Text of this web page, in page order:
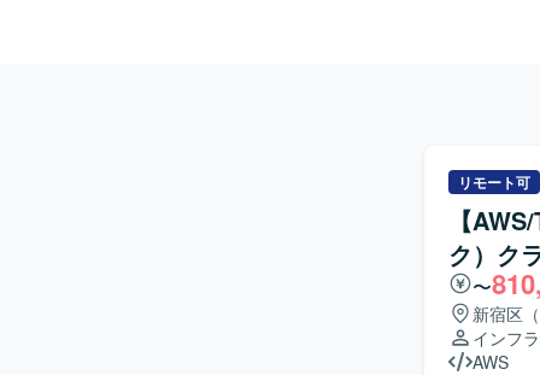
リモート可
【
ク）ク
〜
新宿区
インフ
AWS